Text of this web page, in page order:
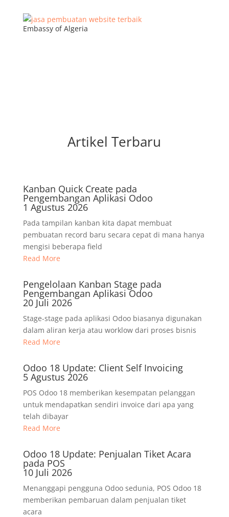
Embassy of Algeria
Artikel Terbaru
Kanban Quick Create pada
Pengembangan Aplikasi Odoo
1 Agustus 2026
Pada tampilan kanban kita dapat membuat
pembuatan record baru secara cepat di mana hanya
mengisi beberapa field
Read More
Pengelolaan Kanban Stage pada
Pengembangan Aplikasi Odoo
20 Juli 2026
Stage-stage pada aplikasi Odoo biasanya digunakan
dalam aliran kerja atau worklow dari proses bisnis
Read More
Odoo 18 Update: Client Self Invoicing
5 Agustus 2026
POS Odoo 18 memberikan kesempatan pelanggan
untuk mendapatkan sendiri invoice dari apa yang
telah dibayar
Read More
Odoo 18 Update: Penjualan Tiket Acara
pada POS
10 Juli 2026
Menanggapi pengguna Odoo sedunia, POS Odoo 18
memberikan pembaruan dalam penjualan tiket
acara